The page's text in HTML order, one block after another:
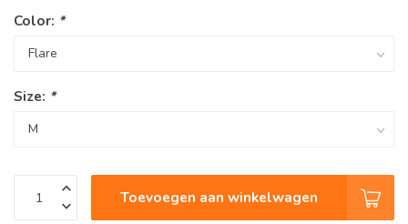
Color: *
Size: *
Toevoegen aan winkelwagen